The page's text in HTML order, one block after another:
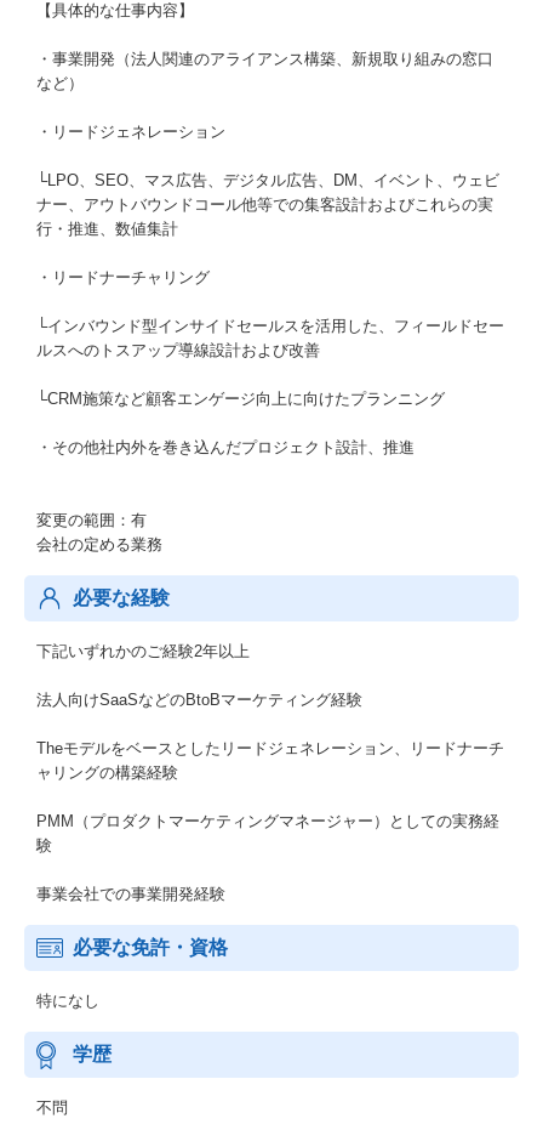
【具体的な仕事内容】
・事業開発（法人関連のアライアンス構築、新規取り組みの窓口
など）
・リードジェネレーション
└LPO、SEO、マス広告、デジタル広告、DM、イベント、ウェビ
ナー、アウトバウンドコール他等での集客設計およびこれらの実
行・推進、数値集計
・リードナーチャリング
└インバウンド型インサイドセールスを活用した、フィールドセー
ルスへのトスアップ導線設計および改善
└CRM施策など顧客エンゲージ向上に向けたプランニング
・その他社内外を巻き込んだプロジェクト設計、推進
変更の範囲：有
会社の定める業務
必要な経験
下記いずれかのご経験2年以上
法人向けSaaSなどのBtoBマーケティング経験
Theモデルをベースとしたリードジェネレーション、リードナーチ
ャリングの構築経験
PMM（プロダクトマーケティングマネージャー）としての実務経
験
事業会社での事業開発経験
必要な免許・資格
特になし
学歴
不問